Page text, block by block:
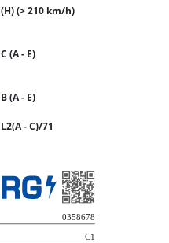
(H) (> 210 km/h)
C (A - E)
B (A - E)
L2(A - C)/71